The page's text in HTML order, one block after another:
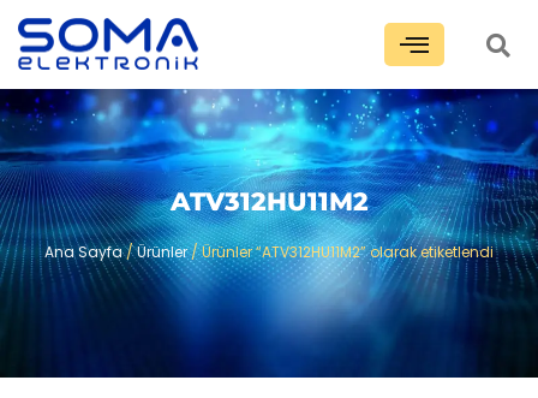
ATV312HU11M2
Ana Sayfa/Ürünler/ Ürünler “ATV312HU11M2” olarak etiketlendi